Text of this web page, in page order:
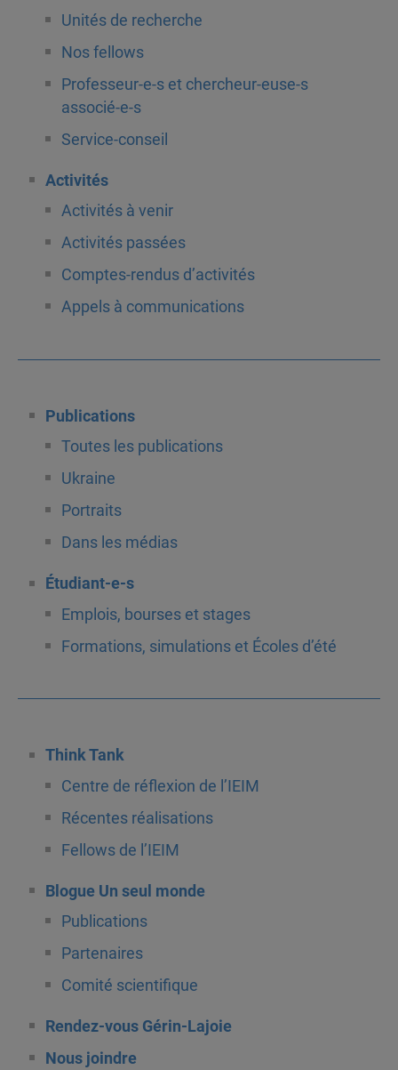
Unités de recherche
Nos fellows
Professeur-e-s et chercheur-euse-s
associé-e-s
Service-conseil
Activités
Activités à venir
Activités passées
Comptes-rendus d’activités
Appels à communications
Publications
Toutes les publications
Ukraine
Portraits
Dans les médias
Étudiant-e-s
Emplois, bourses et stages
Formations, simulations et Écoles d’été
Think Tank
Centre de réflexion de l’IEIM
Récentes réalisations
Fellows de l’IEIM
Blogue Un seul monde
Publications
Partenaires
Comité scientifique
Rendez-vous Gérin-Lajoie
Nous joindre